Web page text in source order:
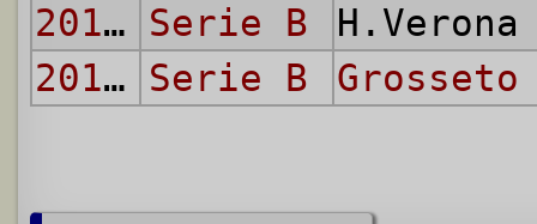
2012/13
Serie B
2012/13
Serie B Grosseto